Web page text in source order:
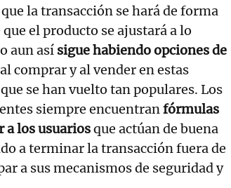
la transacción se hará de forma
el producto se ajustará a lo
aun así sigue habiendo opciones de
al comprar y al vender en estas
se han vuelto tan populares. Los
siempre encuentranfórmulas
a los usuariosque actúan de buena
a terminar la transacción fuera de
a sus mecanismos de seguridad y